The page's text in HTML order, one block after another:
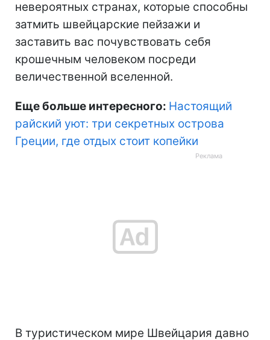
невероятных странах, которые способны
затмить швейцарские пейзажи и
заставить вас почувствовать себя
крошечным человеком посреди
величественной вселенной.
Еще больше интересного: Настоящий
райский уют: три секретных острова
Греции, где отдых стоит копейки
В туристическом мире Швейцария давно